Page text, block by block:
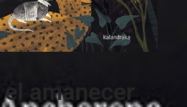
amanecer